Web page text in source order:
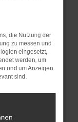
Stand
ein
dazu
nicht mehr
versucht
die Nutzung der
zu messen und
eingesetzt,
werden, um
und um Anzeigen
sind.